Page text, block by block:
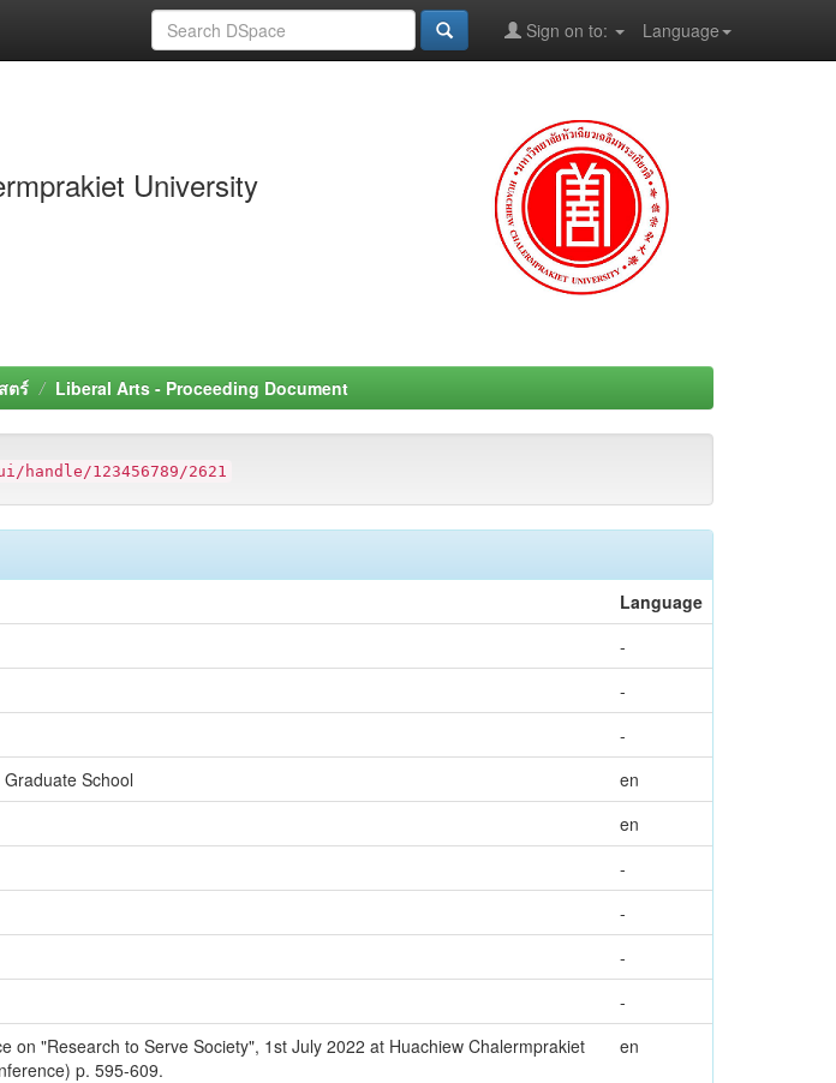
Language
Sign on to:
University
ตร์ Liberal Arts - Proceeding Document
123456789/2621
Language
-
-
-
School
en
en
-
-
-
-
on "Research to Serve Society", 1st July 2022 at Huachiew Chalermprakiet
p. 595-609.
en